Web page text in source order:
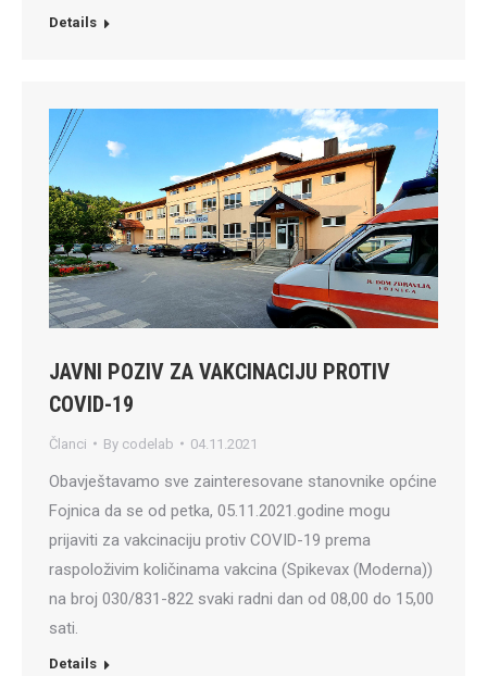
Details
JAVNI POZIV ZA VAKCINACIJU PROTIV
COVID-19
Članci By codelab 04.11.2021
Obavještavamo sve zainteresovane stanovnike općine
Fojnica da se od petka, 05.11.2021.godine mogu
prijaviti za vakcinaciju protiv COVID-19 prema
raspoloživim količinama vakcina (Spikevax (Moderna))
na broj 030/831-822 svaki radni dan od 08,00 do 15,00
sati.
Details